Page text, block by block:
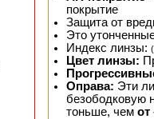
покрытие
Защита от
Это
Индекс линзы:
Цвет линзы:
Оправа: Эти
безободковую
тоньше, чем от